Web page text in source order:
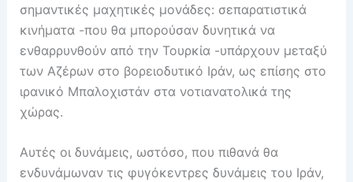
σημαντικές μαχητικές μονάδες: σεπαρατιστικά
κινήματα -που θα μπορούσαν δυνητικά να
ενθαρρυνθούν από την Τουρκία -υπάρχουν μεταξύ
των Αζέρων στο βορειοδυτικό Ιράν, ως επίσης στο
ιρανικό Μπαλοχιστάν στα νοτιανατολικά της
χώρας.
Αυτές οι δυνάμεις, ωστόσο, που πιθανά θα
ενδυνάμωναν τις φυγόκεντρες δυνάμεις του Ιράν,